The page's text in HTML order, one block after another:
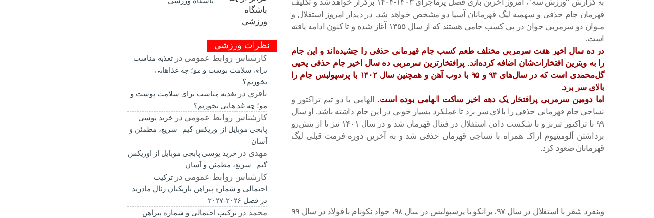
به گزارش “ورزش سه”، امروز آخرین بازی فصل پرماجرای ۱۴۰۳-۱۴۰۴ برگزار خواهد شد و تکلیف
قهرمان جام حذفی و سهمیه لیگ قهرمانان آسیا دو مشخص خواهد شد. در دیدار امروز استقلال و
ملوان دو سرمربی جوان در پی کسب جامی هستند که از سال ۱۳۵۵ آغاز شده و تا کنون ادامه یافته
است.
در ده سال اخیر هفت سرمربی مختلف طعم کسب جام قهرمانی حذفی را چشیده‌اند و این جام
را به ویترین افتخارات‌شان اضافه کرده‌اند. پرافتخارترین سرمربی ده سال اخیر جام حذفی یحیی
گل‌محمدی است که در سال‌های ۹۴ و ۹۵ با ذوب آهن و همچنین سال ۱۴۰۲ با پرسپولیس جام را
بالای سر برد.
اما دومین سرمربی پرافتخار یک دهه اخیر ساکت الهامی بوده است. الهامی با دو تیم تراکتور و
نساجی جام قهرمانی حذفی را بالای سر برد تا عملکرد بسیار خوبی در این جام داشته باشد. او سال
۹۹ با تراکتور تبریز و با شکست دادن استقلال در فینال قهرمان شد و در سال ۱۴۰۱ نیز با از پیش‌رو
برداشتن آلومینیوم اراک همراه با نساجی قهرمان حذفی شد و به آخرین دوره فرمت قبلی لیگ
قهرمانان صعود کرد.
وینفرد شفر با استقلال در سال ۹۷، برانکو با پرسپولیس در سال ۹۸، جواد نکونام با فولاد در سال ۹۹
نظرات ورزشی
کارشناس روابط عمومی درتغذیه مناسب
برای سلامت پوست و مو؛ چه غذاهایی
بخوریم؟
باقری درتغذیه مناسب برای سلامت پوست و
مو؛ چه غذاهایی بخوریم؟
کارشناس روابط عمومی در
خرید یوسی
پابجی موبایل از اوریکس گیم | سریع، مطمئن و
آسان
مهدی در
خرید یوسی پابجی موبایل از اوریکس
گیم | سریع، مطمئن و آسان
کارشناس روابط عمومی درترکیب
احتمالی و شماره پیراهن بازیکنان رئال مادرید
در فصل ۲۰۲۶-۲۰۲۷
محمد درترکیب احتمالی و شماره پیراهن